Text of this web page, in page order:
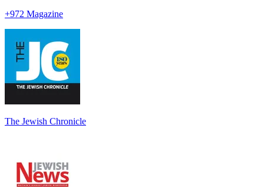
+972 Magazine
The Jewish Chronicle